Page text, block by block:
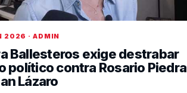
2026 · ADMIN
Ballesteros exige destrabar
político contra Rosario Piedra
Lázaro